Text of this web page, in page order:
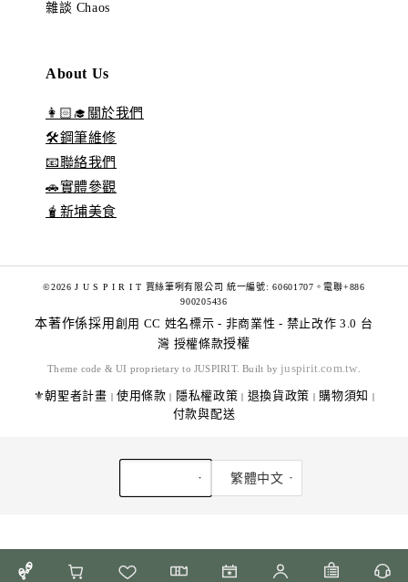
雜談 Chaos
About Us
👩🏻‍🎓關於我們
🛠️鋼筆維修
📧聯絡我們
🚗實體參觀
🧋新埔美食
©2026 J U S P I R I T 賈絲筆咧有限公司 統一編號: 60601707。電聯+886
900205436
本著作係採用 創用 CC 姓名標示 - 非商業性 - 禁止改作 3.0 台
灣 授權條款授權
Theme code & UI proprietary to JUSPIRIT. Built by juspirit.com.tw
⚜️朝聖者計畫 | 使用條款 | 隱私權政策 | 退換貨政策 | 購物須知 |
付款與配送